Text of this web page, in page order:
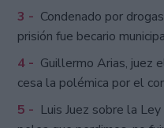
3 - Condenado por
prisión fue becario
4 - Guillermo Arias, juez
cesa la polémica por el
5 - Luis Juez sobre la